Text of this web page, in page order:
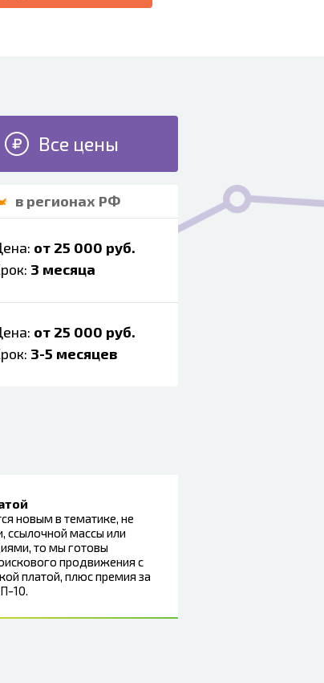
Все цены
в регионах РФ
от 25 000 руб.
3 месяца
от 25 000 руб.
3-5 месяцев
новым в тематике, не
ссылочной массы или
то мы готовы
продвижения с
платой, плюс премия за
10.